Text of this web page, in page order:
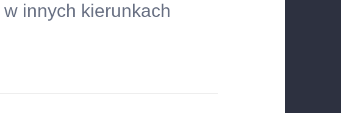
innych kierunkach